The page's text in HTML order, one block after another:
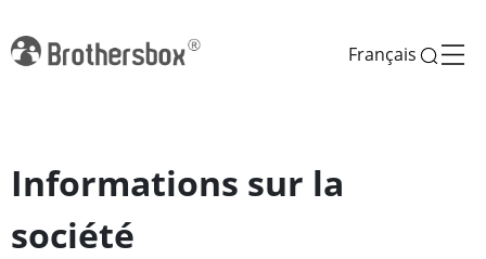
Français
Informations sur la
société